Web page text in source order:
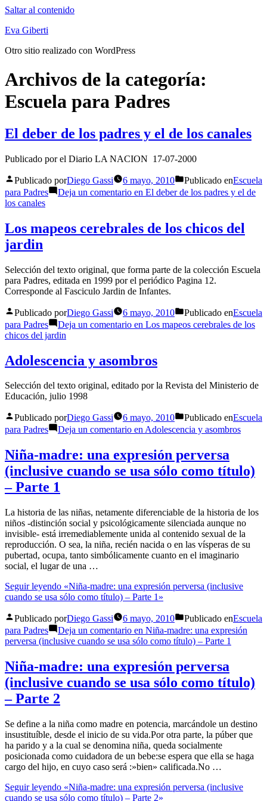
Saltar al contenido
Eva Giberti
Otro sitio realizado con WordPress
Archivos de la categoría:
Escuela para Padres
El deber de los padres y el de los canales
Publicado por el Diario LA NACION 17-07-2000
Publicado porDiego Gassi 6 mayo, 2010 Publicado enEscuela
para Padres
Deja un comentario en El deber de los padres y el de
los canales
Los mapeos cerebrales de los chicos del
jardin
Selección del texto original, que forma parte de la colección Escuela
para Padres, editada en 1999 por el periódico Pagina 12.
Corresponde al Fasciculo Jardin de Infantes.
Publicado porDiego Gassi 6 mayo, 2010 Publicado enEscuela
para Padres
Deja un comentario en Los mapeos cerebrales de los
chicos del jardin
Adolescencia y asombros
Selección del texto original, editado por la Revista del Ministerio de
Educación, julio 1998
Publicado porDiego Gassi 6 mayo, 2010 Publicado enEscuela
para Padres
Deja un comentario en Adolescencia y asombros
Niña-madre: una expresión perversa
(inclusive cuando se usa sólo como título)
– Parte 1
La historia de las niñas, netamente diferenciable de la historia de los
niños -distinción social y psicológicamente silenciada aunque no
invisible- está irremediablemente unida al contenido sexual de la
reproducción. O sea, la niña, recién nacida o en las vísperas de su
pubertad, ocupa, tanto simbólicamente cuanto en el imaginario
social, el lugar de una …
Seguir leyendo «Niña-madre: una expresión perversa (inclusive
cuando se usa sólo como título) – Parte 1»
Publicado porDiego Gassi 6 mayo, 2010 Publicado enEscuela
para Padres
Deja un comentario en Niña-madre: una expresión
perversa (inclusive cuando se usa sólo como título) – Parte 1
Niña-madre: una expresión perversa
(inclusive cuando se usa sólo como título)
– Parte 2
Se define a la niña como madre en potencia, marcándole un destino
insustituíble, desde el inicio de su vida.Por otra parte, la púber que
ha parido y a la cual se denomina niña, queda socialmente
posicionada como cuidadora de un bebe:se espera que ella se haga
cargo del hijo, en cuyo caso será :»bien» calificada.No …
Seguir leyendo «Niña-madre: una expresión perversa (inclusive
cuando se usa sólo como título) – Parte 2»